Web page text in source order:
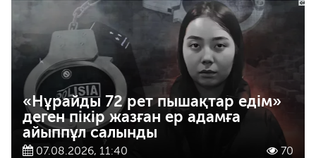
«Нұрайды 72 рет пышақтар едім»
деген пікір жазған ер адамға
айыппұл салынды
07.08.2026, 11:40 70